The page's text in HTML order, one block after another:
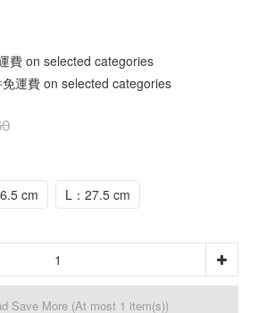
費 on selected categories
運費 on selected categories
cm L：27.5 cm
Save More (At most 1 item(s))